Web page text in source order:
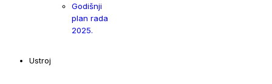
Godišnji
plan rada
2025.
Ustroj